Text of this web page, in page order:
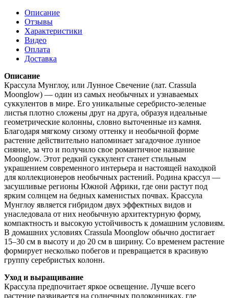
Описание
Отзывы
Характеристики
Видео
Оплата
Доставка
Описание
Крассула Мунглоу, или Лунное Свечение (лат. Crassula
Moonglow) — один из самых необычных и узнаваемых
суккулентов в мире. Его уникальные серебристо-зеленые
листья плотно сложены друг на друга, образуя идеальные
геометрические колонны, словно выточенные из камня.
Благодаря мягкому сизому оттенку и необычной форме
растение действительно напоминает загадочное лунное
сияние, за что и получило свое романтичное название
Moonglow. Этот редкий суккулент станет стильным
украшением современного интерьера и настоящей находкой
для коллекционеров необычных растений. Родина крассул —
засушливые регионы Южной Африки, где они растут под
ярким солнцем на бедных каменистых почвах. Крассула
Мунглоу является гибридом двух эффектных видов и
унаследовала от них необычную архитектурную форму,
компактность и высокую устойчивость к домашним условиям.
В домашних условиях Crassula Moonglow обычно достигает
15–30 см в высоту и до 20 см в ширину. Со временем растение
формирует несколько побегов и превращается в красивую
группу серебристых колонн.
Уход и выращивание
Крассула предпочитает яркое освещение. Лучше всего
растение развивается на солнечных подоконниках, где